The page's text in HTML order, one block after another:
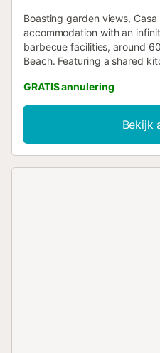
Boasting garden views,
accommodation with an
barbecue facilities, around
Beach. Featuring a shared
GRATIS annulering
Bekijk